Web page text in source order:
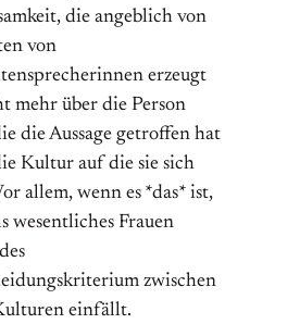
die angeblich von
von
erzeugt
mehr über die Person
die Aussage getroffen hat
Kultur auf die sie sich
allem, wenn es *das* ist,
wesentliches Frauen
zwischen
einfällt.